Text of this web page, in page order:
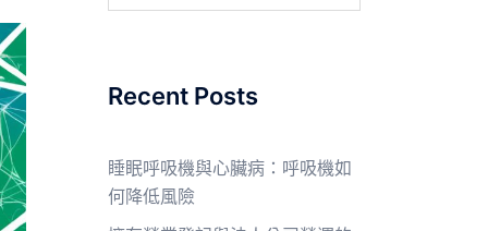
Recent Posts
睡眠呼吸機與心臟病：呼吸機如
何降低風險